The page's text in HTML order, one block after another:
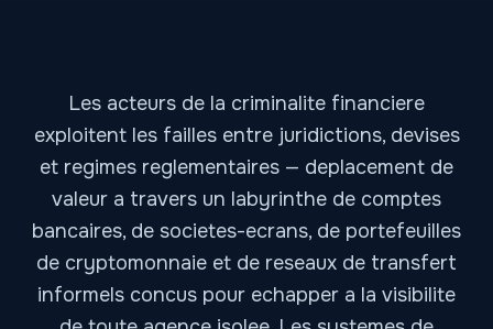
Les acteurs de la criminalite financiere
exploitent les failles entre juridictions, devises
et regimes reglementaires — deplacement de
valeur a travers un labyrinthe de comptes
bancaires, de societes-ecrans, de portefeuilles
de cryptomonnaie et de reseaux de transfert
informels concus pour echapper a la visibilite